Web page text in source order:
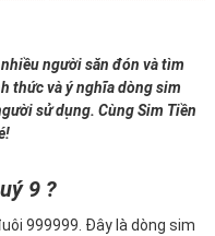
người săn đón và tìm
thức và ý nghĩa dòng sim
sử dụng. Cùng Sim Tiền
9 ?
999999. Đây là dòng sim